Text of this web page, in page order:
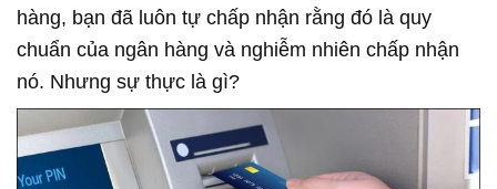
hàng, bạn đã luôn tự chấp nhận rằng đó là quy
chuẩn của ngân hàng và nghiễm nhiên chấp nhận
nó. Nhưng sự thực là gì?